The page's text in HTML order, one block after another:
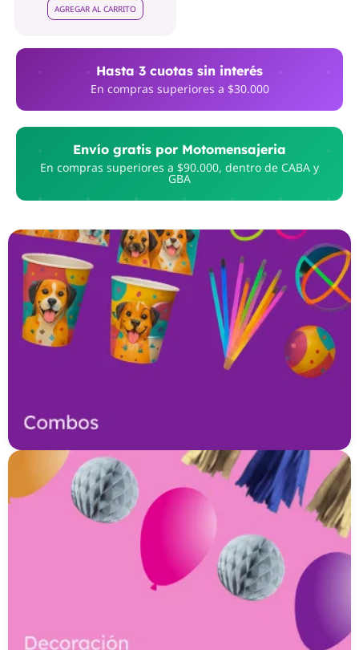
AGREGAR AL CARRITO
Hasta 3 cuotas sin interés
En compras superiores a $30.000
Envío gratis por Motomensajeria
En compras superiores a $90.000, dentro de CABA y
GBA